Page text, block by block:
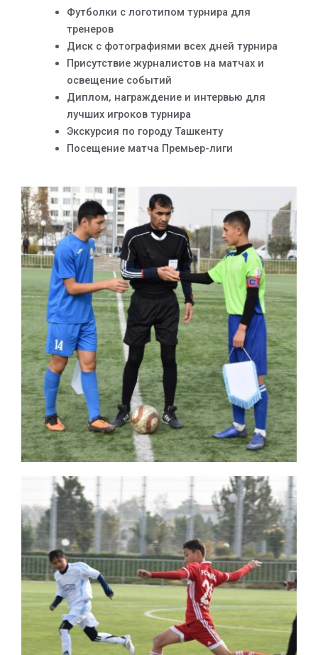
Футболки с логотипом турнира для
тренеров
Диск с фотографиями всех дней турнира
Присутствие журналистов на матчах и
освещение событий
Диплом, награждение и интервью для
лучших игроков турнира
Экскурсия по городу Ташкенту
Посещение матча Премьер-лиги